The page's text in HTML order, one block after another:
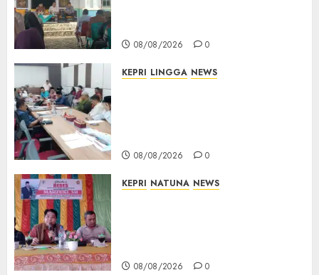
08/08/2026 0
KEPRI LINGGA NEWS
08/08/2026 0
KEPRI NATUNA NEWS
08/08/2026 0